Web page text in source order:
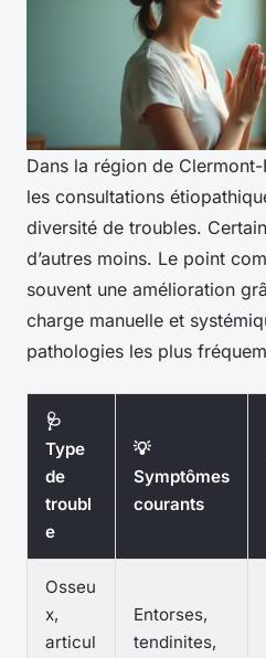
Dans la région de
les consultations
diversité de troubles.
d’autres moins. Le point
souvent une amélioration
charge manuelle et
pathologies les plus
🩺
Type
de
troubl
e
💡
Symptômes
courants
Osseu
x,
articul
Entorses,
tendinites,